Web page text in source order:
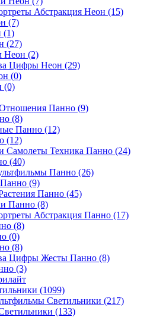
Абстракция Неон (15)
(7)
(1)
(27)
Неон (2)
Цифры Неон (29)
(0)
(0)
Панно (9)
(8)
Панно (12)
(12)
Самолеты Техника Панно (24)
(40)
Панно (26)
(9)
Панно (45)
Панно (8)
Абстракция Панно (17)
(8)
(0)
(8)
Цифры Жесты Панно (8)
(3)
(1099)
Светильники (217)
(133)